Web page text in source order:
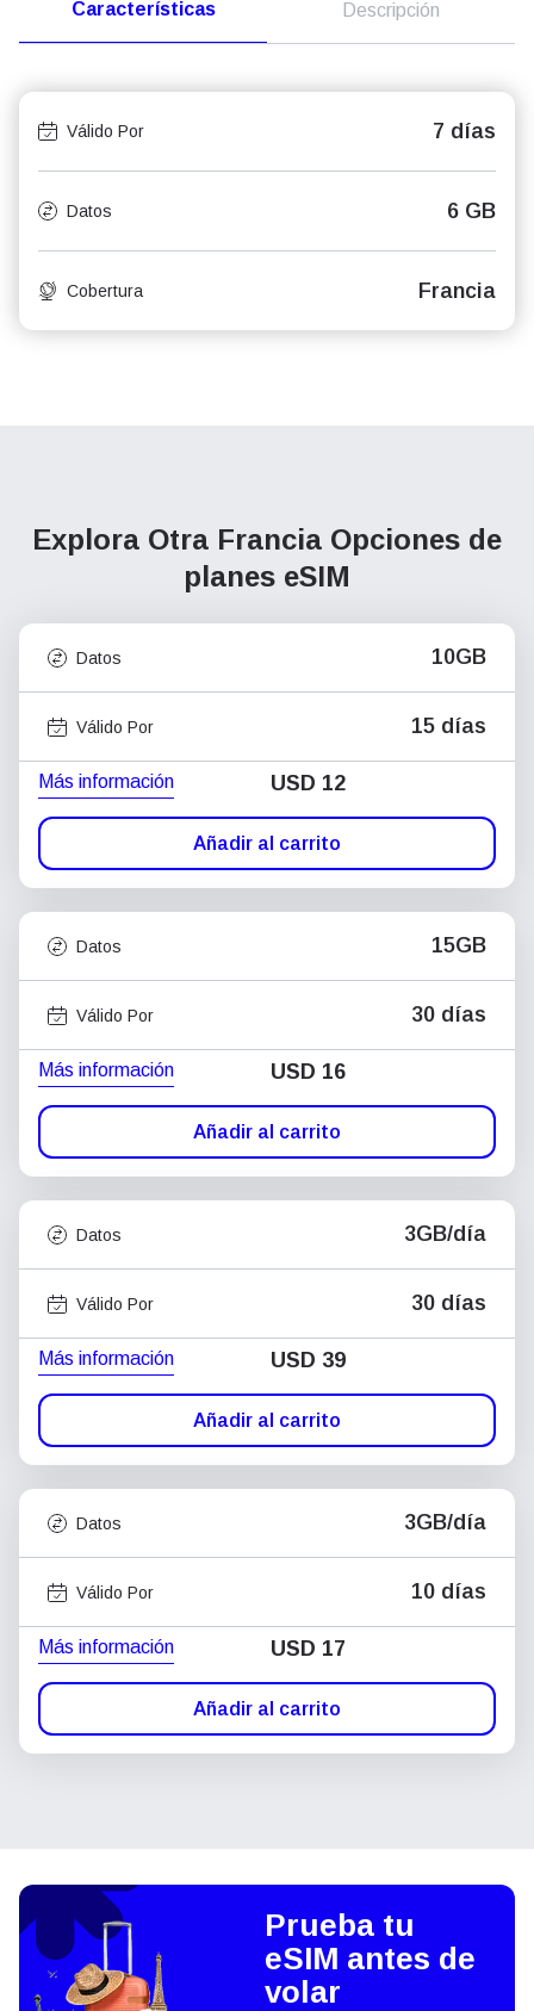
Características Descripción
Válido Por 7 días
Datos 6 GB
Cobertura Francia
Explora Otra Francia Opciones de
planes eSIM
Datos 10GB
Válido Por 15 días
Más información USD 12
Añadir al carrito
Datos 15GB
Válido Por 30 días
Más información USD 16
Añadir al carrito
Datos 3GB/día
Válido Por 30 días
Más información USD 39
Añadir al carrito
Datos 3GB/día
Válido Por 10 días
Más información USD 17
Añadir al carrito
Prueba tu
eSIM antes de
volar